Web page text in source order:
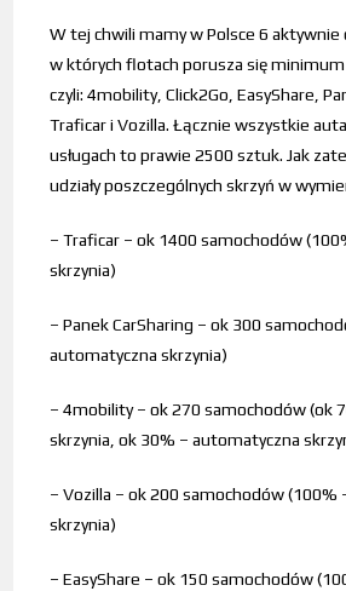
W tej chwili mamy w Polsce 6 aktywnie
w których flotach porusza się
czyli: 4mobility, Click2Go, EasyShare,
Traficar i Vozilla. Łącznie wszystkie
usługach to prawie 2500 sztuk. Jak
udziały poszczególnych skrzyń w
– Traficar – ok 1400 samochodów
skrzynia)
– Panek CarSharing – ok 300
automatyczna skrzynia)
– 4mobility – ok 270 samochodów (ok
skrzynia, ok 30% – automatyczna
– Vozilla – ok 200 samochodów (100%
skrzynia)
– EasyShare – ok 150 samochodów